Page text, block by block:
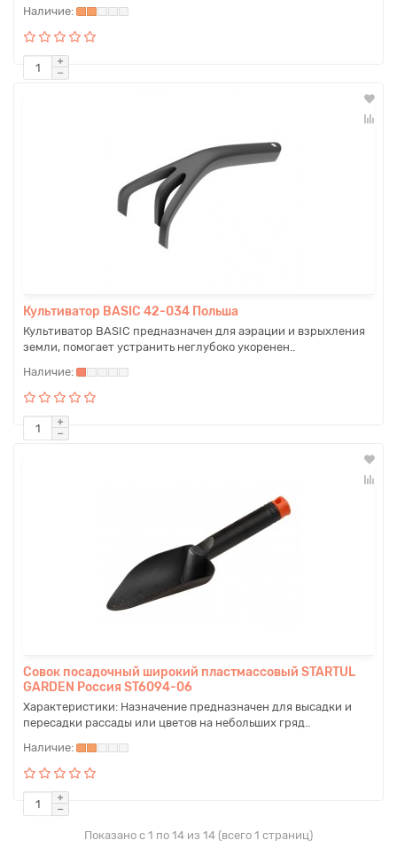
Культиватор BASIC 42-034 Польша
Культиватор BASIC предназначен для аэрации и взрыхления
земли, помогает устранить неглубоко укоренен..
Совок посадочный широкий пластмассовый STARTUL
GARDEN Россия ST6094-06
Характеристики: Назначение предназначен для высадки и
пересадки рассады или цветов на небольших гряд..
Показано с 1 по 14 из 14 (всего 1 страниц)